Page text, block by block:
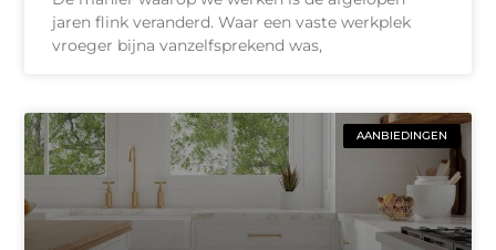
jaren flink veranderd. Waar een vaste werkplek
vroeger bijna vanzelfsprekend was,
AANBIEDINGEN